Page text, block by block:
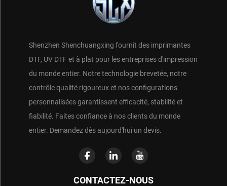
Shenzhen Shenchuangxing fournit des imprimantes
DTF, UV DTF et à plat pour les entreprises d'impression
du monde entier. Notre technologie brevetée, notre
contrôle qualité rigoureux et nos configurations
personnalisées garantissent efficacité, stabilité et
fiabilité. Faites confiance à nos clients du monde
entier. Demandez dès aujourd'hui un devis.
CONTACTEZ-NOUS